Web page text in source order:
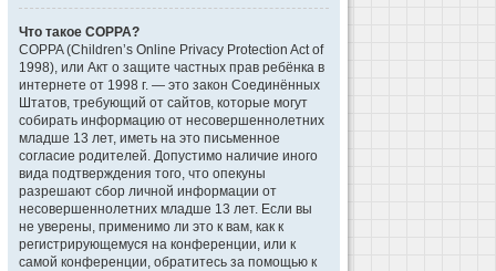
Что такое COPPA?
COPPA (Children’s Online Privacy Protection Act of
1998), или Акт о защите частных прав ребёнка в
интернете от 1998 г. — это закон Соединённых
Штатов, требующий от сайтов, которые могут
собирать информацию от несовершеннолетних
младше 13 лет, иметь на это письменное
согласие родителей. Допустимо наличие иного
вида подтверждения того, что опекуны
разрешают сбор личной информации от
несовершеннолетних младше 13 лет. Если вы
не уверены, применимо ли это к вам, как к
регистрирующемуся на конференции, или к
самой конференции, обратитесь за помощью к